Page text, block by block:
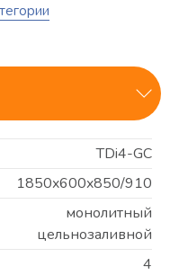
TDi4-GC
1850x600x850/910
монолитный
цельнозаливной
4